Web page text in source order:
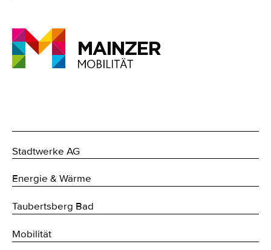
Stadtwerke AG
Energie & Wärme
Taubertsberg Bad
Mobilität